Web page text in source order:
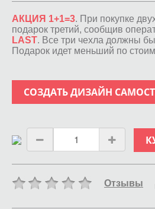
АКЦИЯ 1+1=3. При покупке
подарок третий, сообщив
LAST. Все три чехла должны
Подарок идет меньший по
СОЗДАТЬ ДИЗАЙН
Отзывы